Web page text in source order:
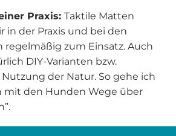
Praxis: Taktile Matten
in der Praxis und bei den
zum Einsatz. Auch
DIY-Varianten bzw.
der Natur. So gehe ich
mit den Hunden Wege über